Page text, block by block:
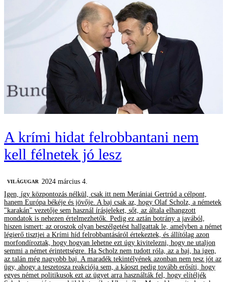
A krími hidat felrobbantani nem
kell félnetek jó lesz
VILÁGUGAR 2024 március 4.
Igen, így központozás nélkül, csak itt nem Merániai Gertrúd a célpont,
hanem Európa békéje és jövője. A baj csak az, hogy Olaf Scholz, a németek
"karakán" vezetője sem használ írásjeleket, sőt, az általa elhangzott
mondatok is nehezen értelmezhetők. Pedig ez aztán botrány a javából,
hiszen ismert: az oroszok olyan beszélgetést hallgattak le, amelyben a német
légierő tisztjei a Krími híd felrobbantásáról értekeztek, és állítólag azon
morfondíroztak, hogy hogyan lehetne ezt úgy kivitelezni, hogy ne utaljon
semmi a német érintettségre. Ha Scholz nem tudott róla, az a baj, ha igen,
az talán még nagyobb baj. A maradék tekintélyének azonban nem tesz jót az
ügy, ahogy a teszetosza reakciója sem, a káoszt pedig tovább erősíti, hogy
egyes német politikusok ezt az ügyet arra használták fel, hogy elítéljék